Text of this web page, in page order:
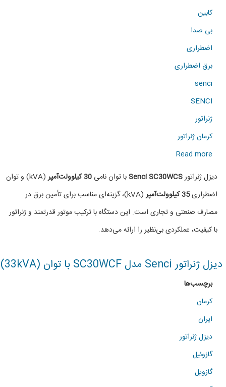
کابین
بی صدا
اضطراری
برق اضطراری
senci
SENCI
ژنراتور
کرمان ژنراتور
Read more
about
دیزل
ژنراتور
SENCI
SC30WCS
دیزل ژنراتورSenci SC30WCSبا توان نامی 30 کیلوولت‌آمپر
(kVA) و توان
اضطراری35 کیلوولت‌آمپر
(kVA)، گزینه‌ای مناسب برای تأمین برق در
مصارف صنعتی و تجاری است. این دستگاه با ترکیب موتور قدرتمند و ژنراتور
با کیفیت، عملکردی بی‌نظیر را ارائه می‌دهد.
دیزل ژنراتور Senci مدل SC30WCF با توان (33kVA)
برچسب‌ها
کرمان
ایران
دیزل ژنراتور
گازوئیل
گازویل